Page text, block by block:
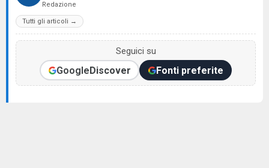
Redazione
Tutti gli articoli →
Seguici su
GoogleDiscover Fonti preferite